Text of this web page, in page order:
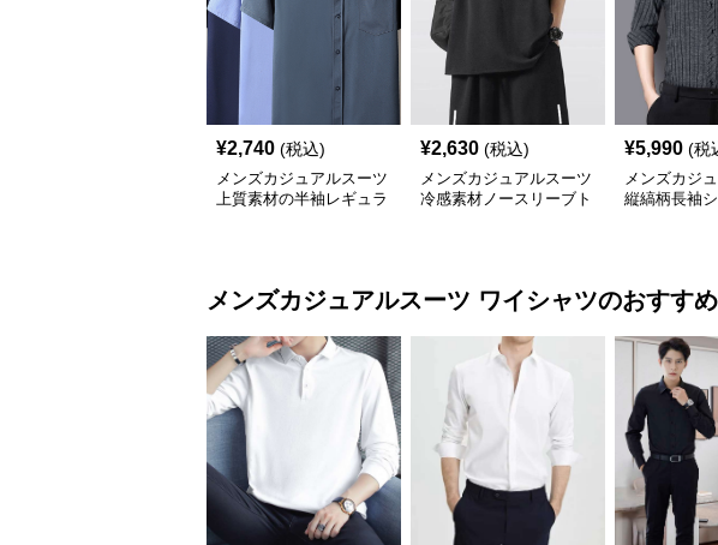
¥2,740 (税込)
メンズカジュアルスーツ
上質素材の半袖レギュラ
¥2,630 (税込)
メンズカジュアルスーツ
冷感素材ノースリーブト
¥5,990 (税
メンズカジ
縦縞柄長袖
メンズカジュアルスーツ ワイシャツのおすす